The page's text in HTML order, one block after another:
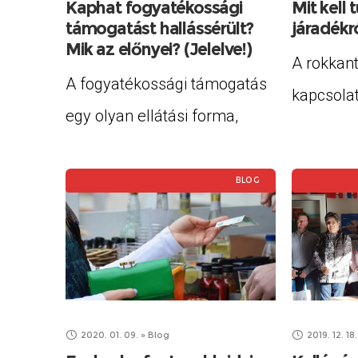
hozta
Kaphat fogyatékossági
támogatást hallássérült?
Mik az előnyei? (Jelelve!)
A fogyatékossági támogatás
egy olyan ellátási forma,
adótó hátrányok mérséklése
a célja. A címben feltett
kérdésre válaszolva: igen. Az
a 18. életévét betöltött
fogyatékossági
Mit kell
A
huszonöt
BLOG
2020. 01. 09. » Blog 2019. 12. 18.